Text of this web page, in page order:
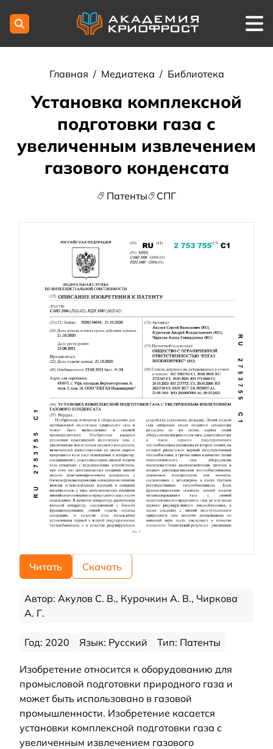
Главная / Медиатека / Библиотека
Установка комплексной
подготовки газа с
увеличенным извлечением
газового конденсата
Патенты СПГ
Читать Скачать
Автор: Акулов С. В., Курочкин А. В., Чиркова
А. Г.
Год: 2020 Язык: Русский Тип: Патенты
Изобретение относится к оборудованию для
промысловой подготовки природного газа и
может быть использовано в газовой
промышленности. Изобретение касается
установки комплексной подготовки газа с
увеличенным извлечением газового